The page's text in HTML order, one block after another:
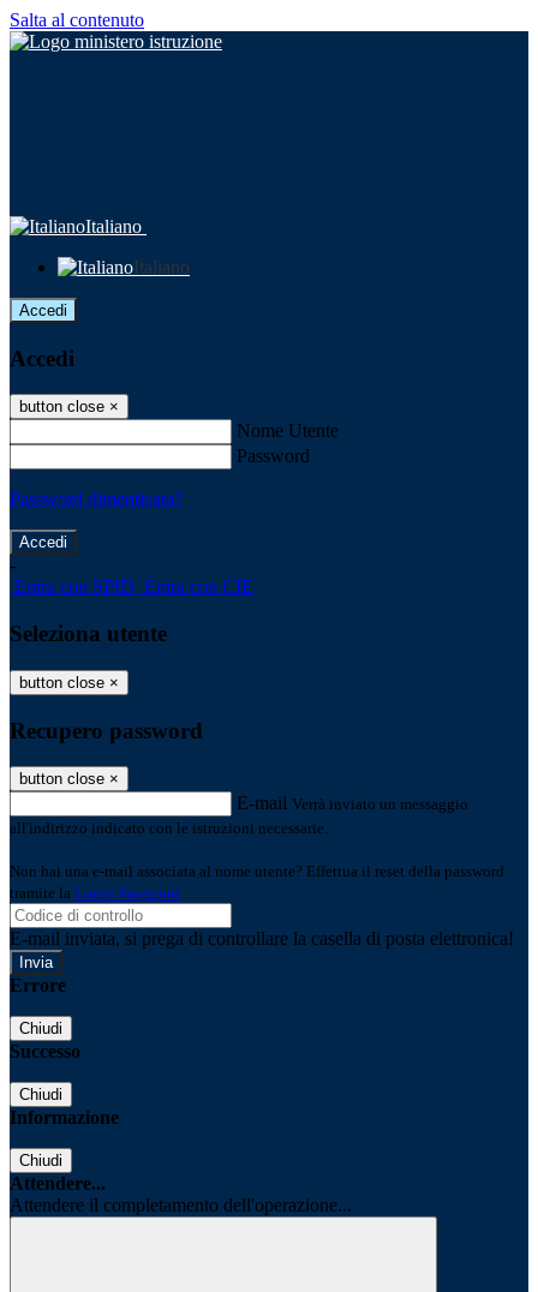
Salta al contenuto
Italiano
Italiano
Accedi
Accedi
button close ×
Nome Utente
Password
Password dimenticata?
-
Entra con SPID Entra con CIE
Seleziona utente
button close ×
Recupero password
button close ×
E-mail Verrà inviato un messaggio
all'indirizzo indicato con le istruzioni necessarie.
Non hai una e-mail associata al nome utente? Effettua il reset della password
tramite la Login Spaggiari
E-mail inviata, si prega di controllare la casella di posta elettronica!
Errore
Chiudi
Successo
Chiudi
Informazione
Chiudi
Attendere...
Attendere il completamento dell'operazione...